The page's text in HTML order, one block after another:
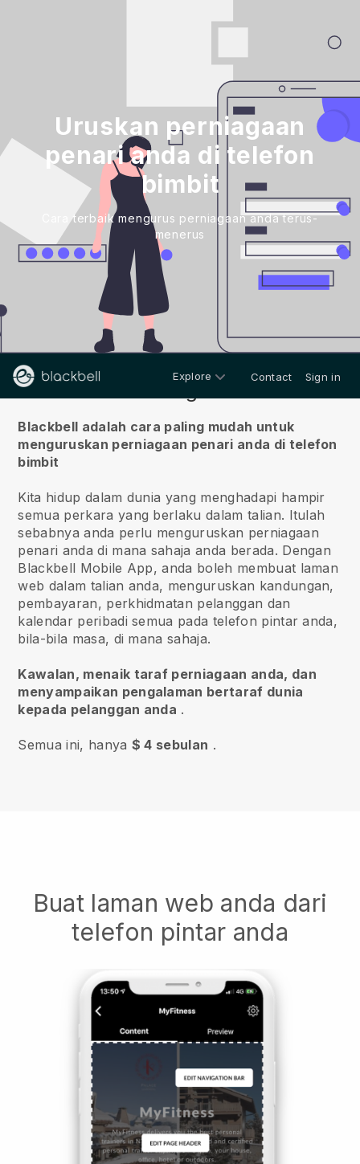
Uruskan perniagaan
penari anda di telefon
bimbit
Cara terbaik mengurus perniagaan anda terus-
menerus
Explore Contact Sign in
Blackbell adalah cara paling mudah untuk
menguruskan perniagaan penari anda di telefon
bimbit
Kita hidup dalam dunia yang menghadapi hampir
semua perkara yang berlaku dalam talian. Itulah
sebabnya anda perlu menguruskan perniagaan
penari anda di mana sahaja anda berada. Dengan
Blackbell Mobile App, anda boleh membuat laman
web dalam talian anda, menguruskan kandungan,
pembayaran, perkhidmatan pelanggan dan
kalendar peribadi semua pada telefon pintar anda,
bila-bila masa, di mana sahaja.
Kawalan, menaik taraf perniagaan anda, dan
menyampaikan pengalaman bertaraf dunia
kepada pelanggan anda .
Semua ini, hanya $ 4 sebulan .
Buat laman web anda dari
telefon pintar anda